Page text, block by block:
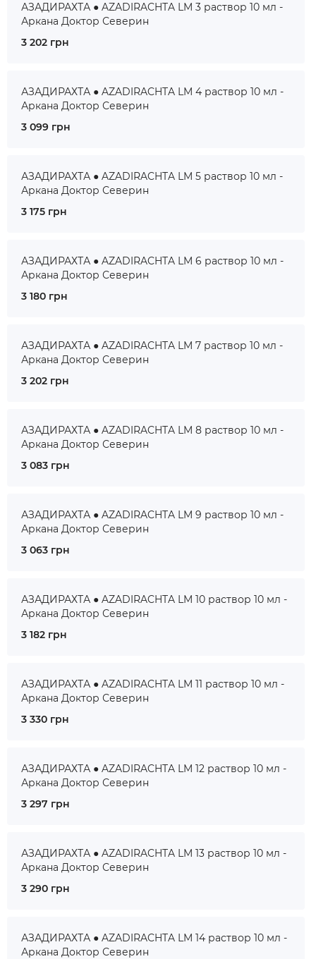
АЗАДИРАХТА ● AZADIRACHTA LM 3 раствор 10 мл -
Аркана Доктор Северин
3 202 грн
АЗАДИРАХТА ● AZADIRACHTA LM 4 раствор 10 мл -
Аркана Доктор Северин
3 099 грн
АЗАДИРАХТА ● AZADIRACHTA LM 5 раствор 10 мл -
Аркана Доктор Северин
3 175 грн
АЗАДИРАХТА ● AZADIRACHTA LM 6 раствор 10 мл -
Аркана Доктор Северин
3 180 грн
АЗАДИРАХТА ● AZADIRACHTA LM 7 раствор 10 мл -
Аркана Доктор Северин
3 202 грн
АЗАДИРАХТА ● AZADIRACHTA LM 8 раствор 10 мл -
Аркана Доктор Северин
3 083 грн
АЗАДИРАХТА ● AZADIRACHTA LM 9 раствор 10 мл -
Аркана Доктор Северин
3 063 грн
АЗАДИРАХТА ● AZADIRACHTA LM 10 раствор 10 мл -
Аркана Доктор Северин
3 182 грн
АЗАДИРАХТА ● AZADIRACHTA LM 11 раствор 10 мл -
Аркана Доктор Северин
3 330 грн
АЗАДИРАХТА ● AZADIRACHTA LM 12 раствор 10 мл -
Аркана Доктор Северин
3 297 грн
АЗАДИРАХТА ● AZADIRACHTA LM 13 раствор 10 мл -
Аркана Доктор Северин
3 290 грн
АЗАДИРАХТА ● AZADIRACHTA LM 14 раствор 10 мл -
Аркана Доктор Северин